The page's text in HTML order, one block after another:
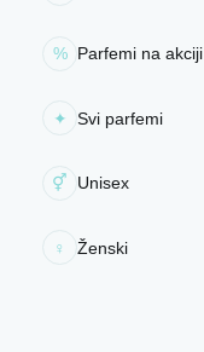
% Parfemi na akciji
✦ Svi parfemi
⚥ Unisex
♀ Ženski